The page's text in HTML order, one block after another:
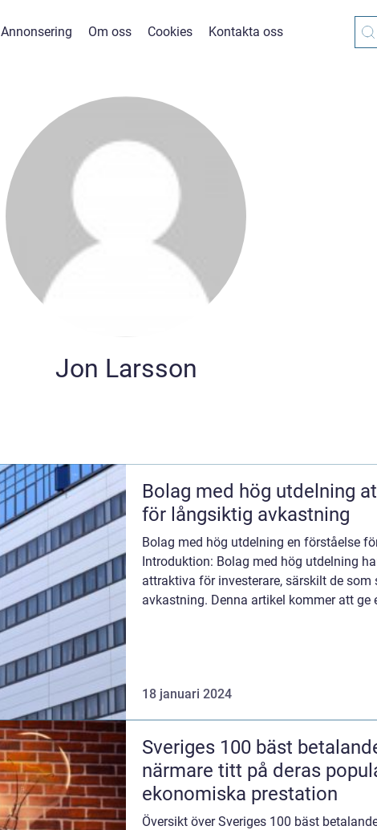
Annonsering Om oss Cookies Kontakta oss
Jon Larsson
Bolag med hög utdelning att investera
för långsiktig avkastning
Bolag med hög utdelning en förståelse
Introduktion: Bolag med hög utdelning
attraktiva för investerare, särskilt de som
avkastning. Denna artikel kommer att ge
18 januari 2024
Sveriges 100 bäst
närmare titt på deras
ekonomiska prestation
Översikt över Sveriges 100 bäst